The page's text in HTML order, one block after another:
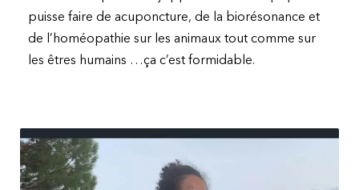
puisse faire de acuponcture, de la biorésonance et
de l’homéopathie sur les animaux tout comme sur
les êtres humains …ça c’est formidable.